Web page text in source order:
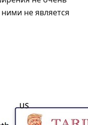
не является